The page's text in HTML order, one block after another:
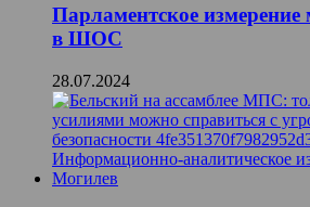
Парламентское измерение
в ШОС
28.07.2024